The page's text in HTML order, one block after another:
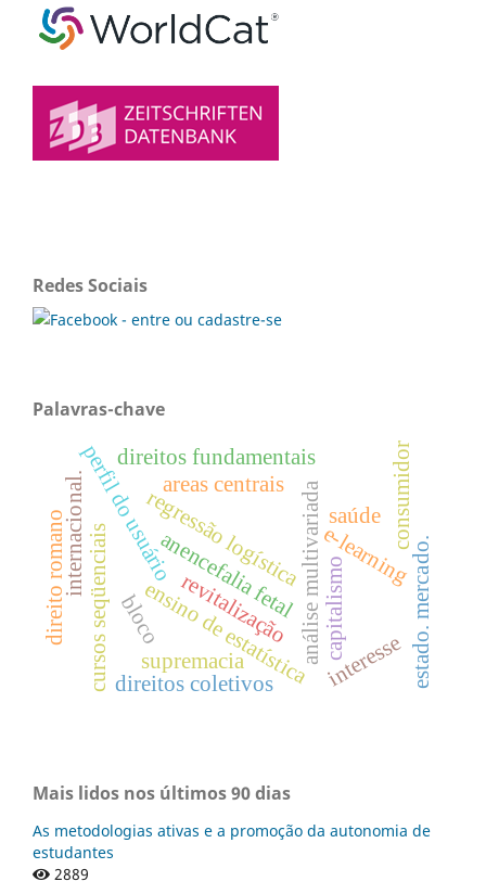
Redes Sociais
Palavras-chave
análise multivariada
regressão logística
ensino de estatística
e-learning
perfil do usuário
direitos coletivos
direitos fundamentais
anencefalia fetal
cursos seqüenciais
areas centrais
revitalização capitalismo estado. mercado.
supremacia interesse
bloco
internacional. saúde
direito romano
consumidor
Mais lidos nos últimos 90 dias
As metodologias ativas e a promoção da autonomia de
estudantes
2889